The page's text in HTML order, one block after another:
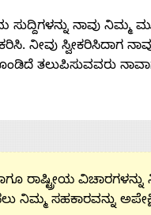
ನಾವು ನಿಮ್ಮ
ನೀವು ಸ್ವೀಕರಿಸಿದಾಗ
ತಲುಪಿಸುವವರು
ರಾಷ್ಟ್ರೀಯ
ನಿಮ್ಮ ಸಹಕಾರವನ್ನು